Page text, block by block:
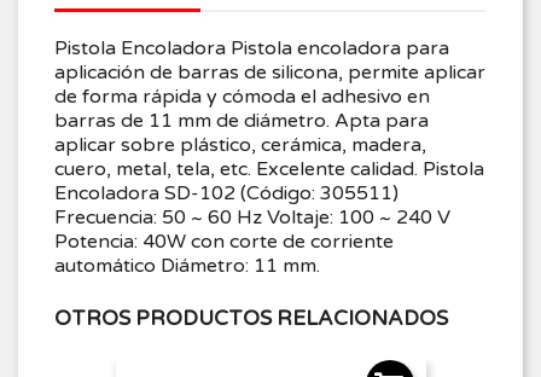
Pistola Encoladora Pistola encoladora para
aplicación de barras de silicona, permite aplicar
de forma rápida y cómoda el adhesivo en
barras de 11 mm de diámetro. Apta para
aplicar sobre plástico, cerámica, madera,
cuero, metal, tela, etc. Excelente calidad. Pistola
Encoladora SD-102 (Código: 305511)
Frecuencia: 50 ~ 60 Hz Voltaje: 100 ~ 240 V
Potencia: 40W con corte de corriente
automático Diámetro: 11 mm.
OTROS PRODUCTOS RELACIONADOS